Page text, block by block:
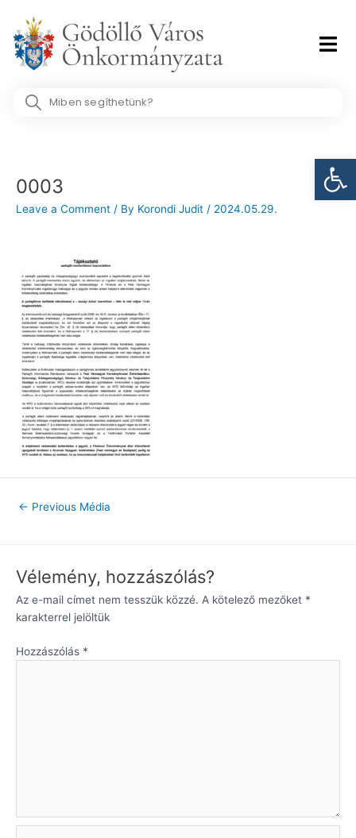
content
Search
0003
Leave a Comment / By Korondi Judit / 2024.05.29.
← Previous Média
Vélemény, hozzászólás?
Az e-mail címet nem tesszük közzé. A kötelező mezőket *
karakterrel jelöltük
Hozzászólás *